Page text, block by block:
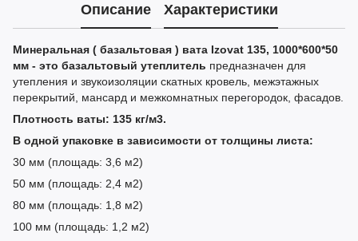
Описание Характеристики
Минеральная ( базальтовая ) вата Izovat 135, 1000*600*50
мм - это базальтовый утеплитель предназначен для
утепления и звукоизоляции скатных кровель, межэтажных
перекрытий, мансард и межкомнатных перегородок, фасадов.
Плотность ваты: 135 кг/м3.
В одной упаковке в зависимости от толщины листа:
30 мм (площадь: 3,6 м2)
50 мм (площадь: 2,4 м2)
80 мм (площадь: 1,8 м2)
100 мм (площадь: 1,2 м2)